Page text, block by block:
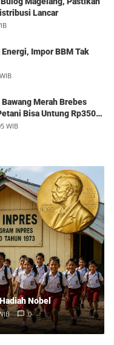
Lancar
Impor BBM Tak
Merah Brebes
Bisa Untung Rp350
WIB
Nobel
0